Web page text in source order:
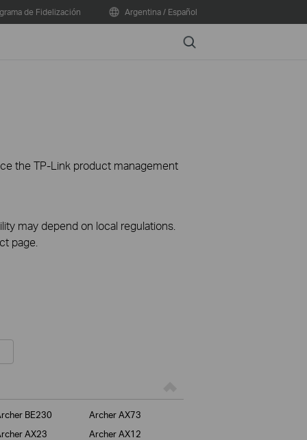
de Fidelización Argentina / Español
Search
the TP-Link product management
may depend on local regulations.
page.
BE230
Archer AX73
AX23
Archer AX12